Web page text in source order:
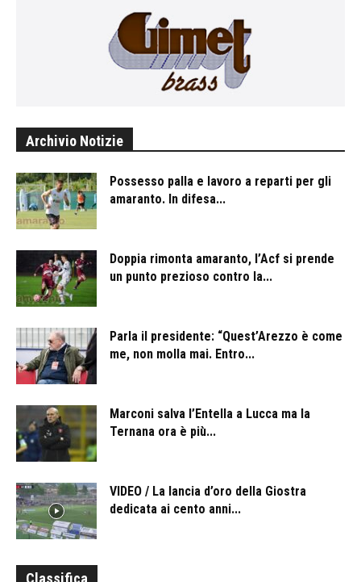
Archivio Notizie
Possesso palla e lavoro a reparti per gli
amaranto. In difesa...
Doppia rimonta amaranto, l’Acf si prende
un punto prezioso contro la...
Parla il presidente: “Quest’Arezzo è come
me, non molla mai. Entro...
Marconi salva l’Entella a Lucca ma la
Ternana ora è più...
VIDEO / La lancia d’oro della Giostra
dedicata ai cento anni...
Classifica